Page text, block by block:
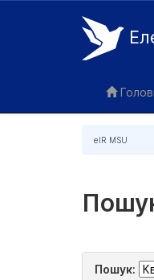
eIR MSU
Пошук: